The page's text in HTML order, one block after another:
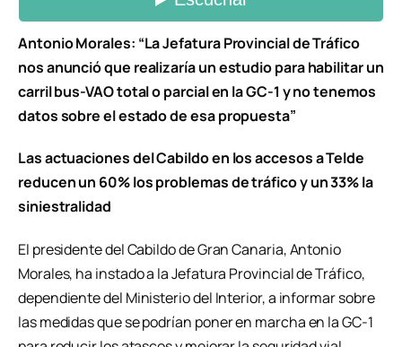
Antonio Morales: “La Jefatura Provincial de Tráfico
nos anunció que realizaría un estudio para habilitar un
carril bus-VAO total o parcial en la GC-1 y no tenemos
datos sobre el estado de esa propuesta”
Las actuaciones del Cabildo en los accesos a Telde
reducen un 60% los problemas de tráfico y un 33% la
siniestralidad
El presidente del Cabildo de Gran Canaria, Antonio
Morales, ha instado a la Jefatura Provincial de Tráfico,
dependiente del Ministerio del Interior, a informar sobre
las medidas que se podrían poner en marcha en la GC-1